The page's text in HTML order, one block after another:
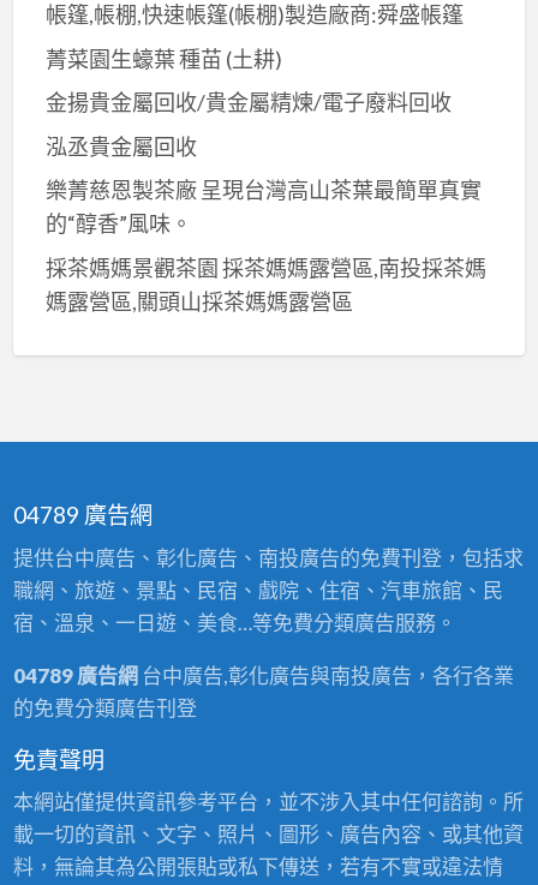
帳篷,帳棚,快速帳篷(帳棚)製造廠商:舜盛帳篷
菁菜園生蠔葉 種苗 (土耕)
金揚貴金屬回收/貴金屬精煉/電子廢料回收
泓丞貴金屬回收
樂菁慈恩製茶廠 呈現台灣高山茶葉最簡單真實
的“醇香”風味。
採茶媽媽景觀茶園 採茶媽媽露營區,南投採茶媽
媽露營區,關頭山採茶媽媽露營區
04789 廣告網
提供台中廣告、彰化廣告、南投廣告的免費刊登，包括求
職網、旅遊、景點、民宿、戲院、住宿、汽車旅館、民
宿、溫泉、一日遊、美食…等免費分類廣告服務。
04789 廣告網台中廣告,彰化廣告與南投廣告，各行各業
的免費分類廣告刊登
免責聲明
本網站僅提供資訊參考平台，並不涉入其中任何諮詢。所
載一切的資訊、文字、照片、圖形、廣告內容、或其他資
料，無論其為公開張貼或私下傳送，若有不實或違法情